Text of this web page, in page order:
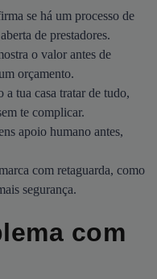
se há um processo de
de prestadores.
o valor antes de
orçamento.
a tua casa tratar de tudo,
te complicar.
apoio humano antes,
com retaguarda, como
segurança.
com